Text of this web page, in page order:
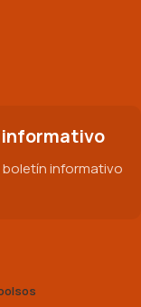
boletín informativo